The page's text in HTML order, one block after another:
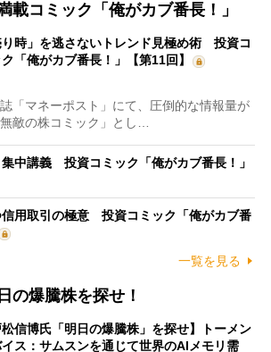
載コミック「俺がカブ番長！」
り時」を逃さないトレンド見極め術 投資コ
ク「俺がカブ番長！」【第11回】
「マネーポスト」にて、圧倒的な情報量が
敵の株コミック」とし…
中講義 投資コミック「俺がカブ番長！」
用取引の極意 投資コミック「俺がカブ番
一覧を見る
の爆騰株を探せ！
松信博氏「明日の爆騰株」を探せ】トーメン
ス：サムスンを通じて世界のAIメモリ需